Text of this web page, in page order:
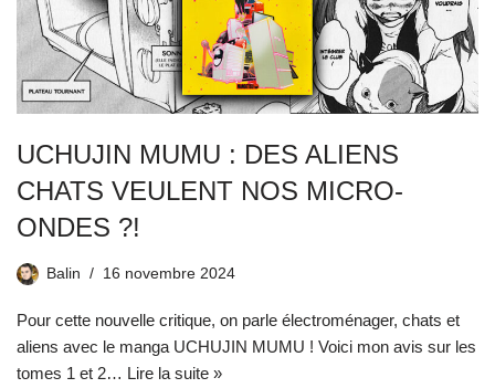
UCHUJIN MUMU : DES ALIENS
CHATS VEULENT NOS MICRO-
ONDES ?!
Balin 16 novembre 2024
Pour cette nouvelle critique, on parle électroménager, chats et
aliens avec le manga UCHUJIN MUMU ! Voici mon avis sur les
tomes 1 et 2… Lire la suite »